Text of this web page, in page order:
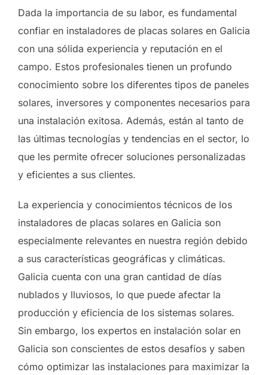
Dada la importancia de su labor, es fundamental
confiar en instaladores de placas solares en Galicia
con una sólida experiencia y reputación en el
campo. Estos profesionales tienen un profundo
conocimiento sobre los diferentes tipos de paneles
solares, inversores y componentes necesarios para
una instalación exitosa. Además, están al tanto de
las últimas tecnologías y tendencias en el sector, lo
que les permite ofrecer soluciones personalizadas
y eficientes a sus clientes.
La experiencia y conocimientos técnicos de los
instaladores de placas solares en Galicia son
especialmente relevantes en nuestra región debido
a sus características geográficas y climáticas.
Galicia cuenta con una gran cantidad de días
nublados y lluviosos, lo que puede afectar la
producción y eficiencia de los sistemas solares.
Sin embargo, los expertos en instalación solar en
Galicia son conscientes de estos desafíos y saben
cómo optimizar las instalaciones para maximizar la